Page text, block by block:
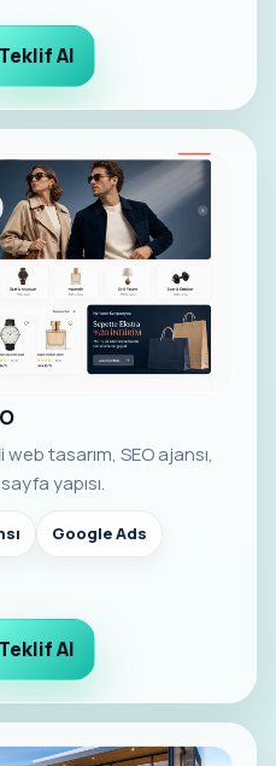
Teklif Al
tasarım, SEO ajansı,
yapısı.
Google Ads
Teklif Al